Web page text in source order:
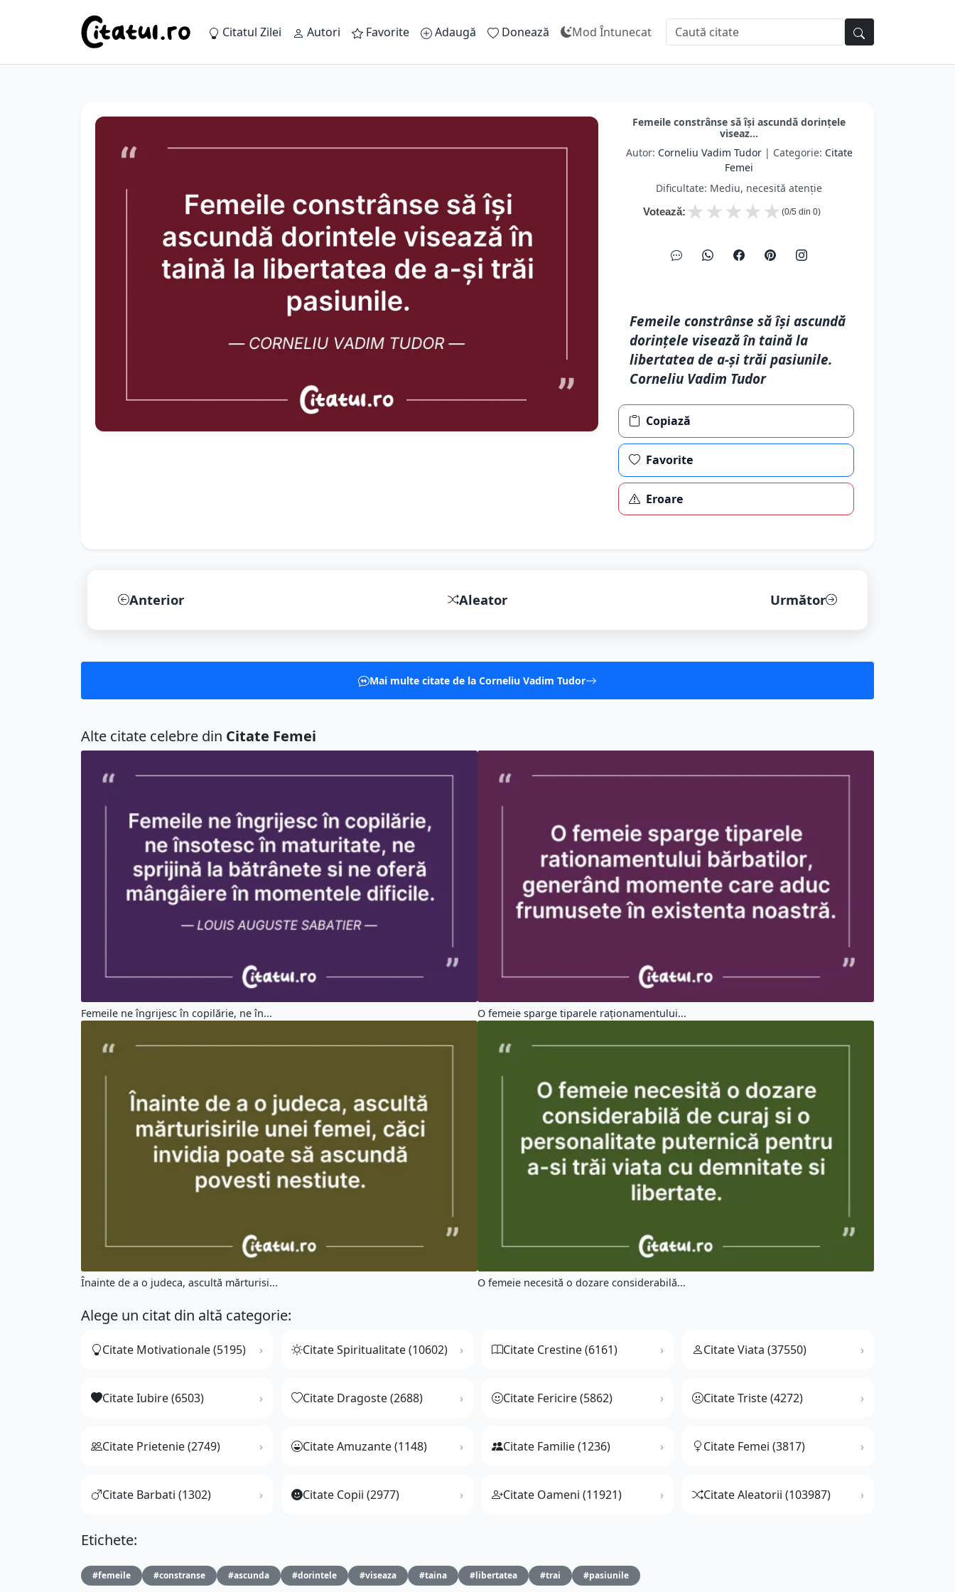
Citatul Zilei Autori Favorite Adaugă Donează Mod Întunecat
Femeile constrânse să își ascundă dorințele
viseaz...
Autor: Corneliu Vadim Tudor| Categorie: Citate
Femei
Dificultate: Mediu, necesită atenție
Votează: ★
★
★
★
★ (0/5 din 0)
Femeile constrânse să își ascundă
dorințele visează în taină la
libertatea de a-și trăi pasiunile.
Corneliu Vadim Tudor
Copiază
Favorite
Eroare
Anterior Aleator Următor
Mai multe citate de la Corneliu Vadim Tudor
Alte citate celebre din Citate Femei
Femeile ne îngrijesc în copilărie, ne în... O femeie sparge tiparele raționamentului...
Înainte de a o judeca, ascultă mărturisi... O femeie necesită o dozare considerabilă...
Alege un citat din altă categorie:
Citate Motivationale (5195) Citate Spiritualitate (10602) Citate Crestine (6161) Citate Viata (37550)
Citate Iubire (6503) Citate Dragoste (2688) Citate Fericire (5862) Citate Triste (4272)
Citate Prietenie (2749) Citate Amuzante (1148) Citate Familie (1236) Citate Femei (3817)
Citate Barbati (1302) Citate Copii (2977) Citate Oameni (11921) Citate Aleatorii (103987)
Etichete:
#femeile #constranse #ascunda #dorintele #viseaza #taina #libertatea #trai #pasiunile